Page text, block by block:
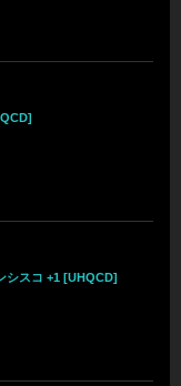
シスコ +1 [UHQCD]